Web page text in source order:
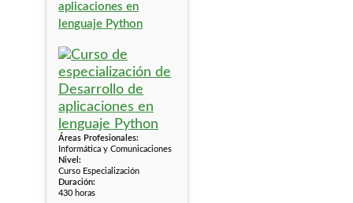
aplicaciones en
lenguaje Python
Áreas Profesionales:
Informática y Comunicaciones
Nivel:
Curso Especialización
Duración:
430 horas